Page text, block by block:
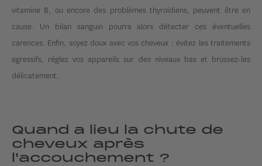
vitamine B, ou encore des problèmes thyroïdiens, peuvent être en
cause. Un bilan sanguin pourra alors détecter ces éventuelles
carences. Enfin, soyez doux avec vos cheveux : évitez les traitements
agressifs, réglez vos appareils sur des niveaux bas et brossez-les
délicatement.
Quand a lieu la chute de
cheveux après
l'accouchement ?